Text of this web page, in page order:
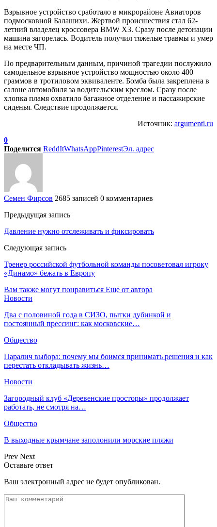
Взрывное устройство сработало в микрорайоне Авиаторов
подмосковной Балашихи. Жертвой происшествия стал 62-
летний владелец кроссовера BMW X3. Сразу после детонации
машина загорелась. Водитель получил тяжелые травмы и умер
на месте ЧП.
По предварительным данным, причиной трагедии послужило
самодельное взрывное устройство мощностью около 400
граммов в тротиловом эквиваленте. Бомба была закреплена в
салоне автомобиля за водительским креслом. Сразу после
хлопка пламя охватило багажное отделение и пассажирские
сиденья. Следствие продолжается.
Источник: argumenti.ru
0
Поделится ReddItWhatsAppPinterestЭл. адрес
Семен Фирсов 2685 записей 0 комментариев
Предыдущая запись
Давление нужно отслеживать и фиксировать
Следующая запись
Тренер российской футбольной команды посоветовал игроку
«Динамо» бежать в Европу
Вам также могут понравиться Еще от автора
Новости
Два с половиной года в СИЗО, пытки дубинкой и
постоянный прессинг: как московские…
Общество
Паралич выбора: почему мы боимся принимать решения и как
перестать откладывать жизнь…
Новости
Загородный клуб «Деревенские просторы» продолжает
работать, не смотря на…
Общество
В выходные крымчане заполонили морские пляжи
Prev Next
Оставьте ответ
Ваш электронный адрес не будет опубликован.